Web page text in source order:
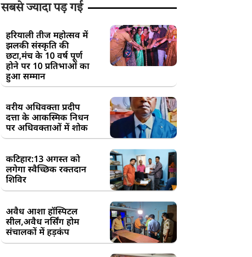
सबसे ज्यादा पड़ गई
हरियाली तीज महोत्सव में
झलकी संस्कृति की
छटा,मंच के 10 वर्ष पूर्ण
होने पर 10 प्रतिभाओं का
हुआ सम्मान
वरीय अधिवक्ता प्रदीप
दत्ता के आकस्मिक निधन
पर अधिवक्ताओं में शोक
कटिहार:13 अगस्त को
लगेगा स्वैच्छिक रक्तदान
शिविर
अवैध आशा हॉस्पिटल
सील,अवैध नर्सिंग होम
संचालकों में हड़कंप